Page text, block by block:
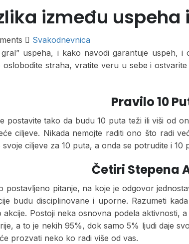
između uspeha
Svakodnevnica
uspeha, i kako navodi garantuje
straha, vratite veru u sebe i
Pravilo 10
postavite tako da budu 10 puta teži ili viši od
ciljeve. Nikada nemojte raditi ono što radi
ciljeve za 10 puta, a onda se potrudite i 10
Četiri Stepena
pitanje, na koje je odgovor
budu disciplinovane i uporne. Razumeti
Postoji neka osnovna podela aktivnosti,
a to je nekih 95%, dok samo 5% ljudi daje
prozvati neko ko radi više od vas.